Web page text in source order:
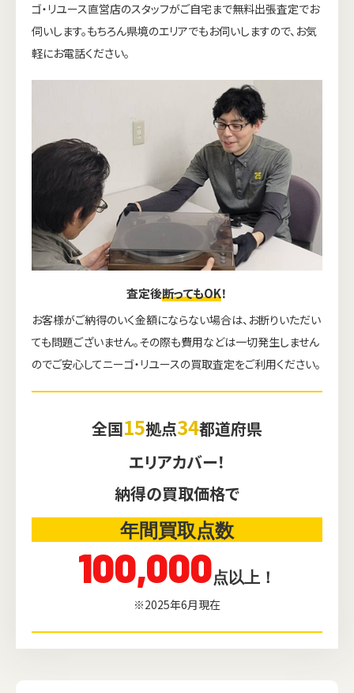
ゴ・リユース直営店のスタッフがご自宅まで無料出張査定でお
伺いします。もちろん県境のエリアでもお伺いしますので、お気
軽にお電話ください。
査定後断ってもOK！
お客様がご納得のいく金額にならない場合は、お断りいただい
ても問題ございません。その際も費用などは一切発生しません
のでご安心してニーゴ・リユースの買取査定をご利用ください。
全国15拠点34都道府県
エリアカバー！
納得の買取価格で
年間買取点数
100,000点以上！
※2025年6月現在